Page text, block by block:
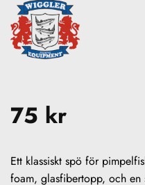
75 kr
Ett klassiskt spö för
foam, glasfibertopp, och